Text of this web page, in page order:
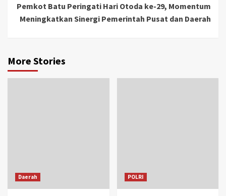
Pemkot Batu Peringati Hari Otoda ke-29, Momentum
Meningkatkan Sinergi Pemerintah Pusat dan Daerah
More Stories
Daerah POLRI